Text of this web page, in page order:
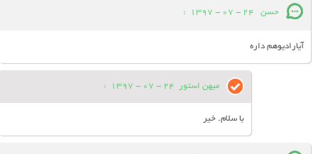
حسن 24 - 07 - 1397
:
آیارادیوهم داره
میهن استور 24 - 07 - 1397
:
با سلام. خیر